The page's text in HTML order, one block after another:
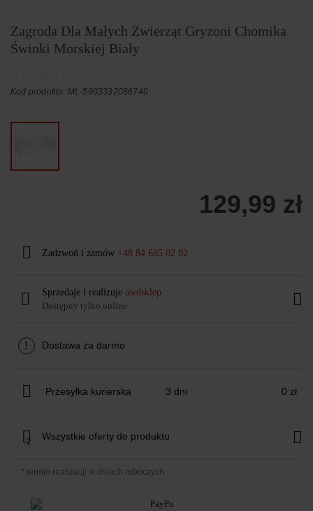
Zagroda Dla Małych Zwierząt Gryzoni Chomika
Świnki Morskiej Biały
Kod produktu: ML-5903332086740
129,99 zł
Zadzwoń i zamów +48 84 685 02 02
Sprzedaje i realizuje awdsklep
Dostępny tylko online
! Dostawa za darmo
Przesyłka kurierska 3 dni 0 zł
2 Wszystkie oferty do produktu
* termin realizacji w dniach roboczych